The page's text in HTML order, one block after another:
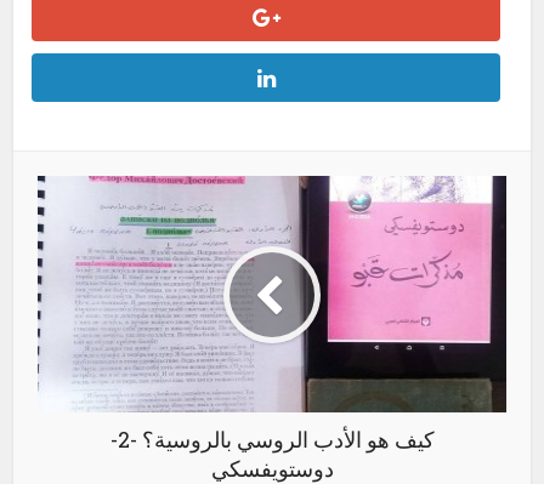
كيف هو الأدب الروسي بالروسية؟ -2-
دوستويفسكي